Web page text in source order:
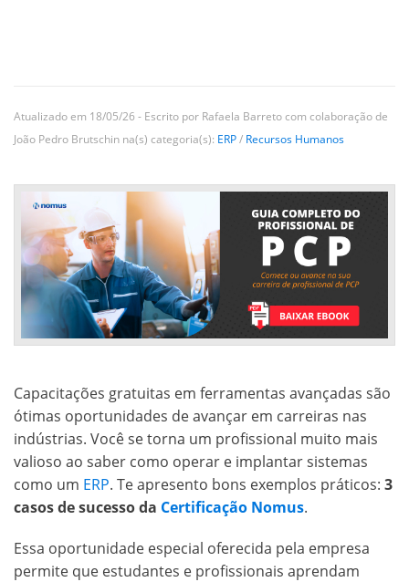
Atualizado em 18/05/26 - Escrito por Rafaela Barreto com colaboração de
João Pedro Brutschin na(s) categoria(s): ERP/ Recursos Humanos
Capacitações gratuitas em ferramentas avançadas são
ótimas oportunidades de avançar em carreiras nas
indústrias. Você se torna um profissional muito mais
valioso ao saber como operar e implantar sistemas
como um ERP. Te apresento bons exemplos práticos: 3
casos de sucesso da Certificação Nomus.
Essa oportunidade especial oferecida pela empresa
permite que estudantes e profissionais aprendam